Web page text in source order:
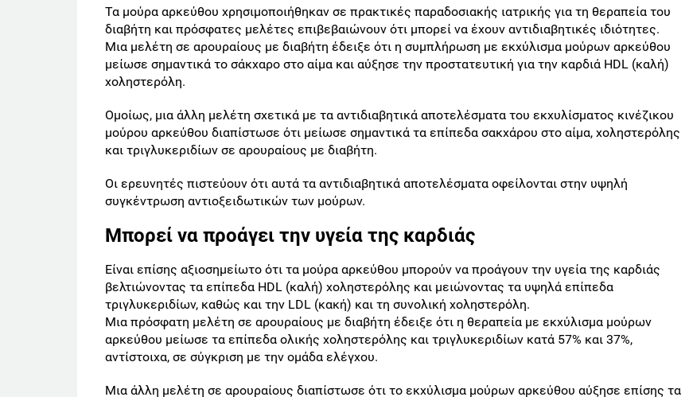
Τα μούρα αρκεύθου χρησιμοποιήθηκαν σε πρακτικές παραδοσιακής ιατρικής για τη θεραπεία του
διαβήτη και πρόσφατες μελέτες επιβεβαιώνουν ότι μπορεί να έχουν αντιδιαβητικές ιδιότητες.
Μια μελέτη σε αρουραίους με διαβήτη έδειξε ότι η συμπλήρωση με εκχύλισμα μούρων αρκεύθου
μείωσε σημαντικά το σάκχαρο στο αίμα και αύξησε την προστατευτική για την καρδιά HDL (καλή)
χοληστερόλη.
Ομοίως, μια άλλη μελέτη σχετικά με τα αντιδιαβητικά αποτελέσματα του εκχυλίσματος κινέζικου
μούρου αρκεύθου διαπίστωσε ότι μείωσε σημαντικά τα επίπεδα σακχάρου στο αίμα, χοληστερόλης
και τριγλυκεριδίων σε αρουραίους με διαβήτη.
Οι ερευνητές πιστεύουν ότι αυτά τα αντιδιαβητικά αποτελέσματα οφείλονται στην υψηλή
συγκέντρωση αντιοξειδωτικών των μούρων.
Μπορεί να προάγει την υγεία της καρδιάς
Είναι επίσης αξιοσημείωτο ότι τα μούρα αρκεύθου μπορούν να προάγουν την υγεία της καρδιάς
βελτιώνοντας τα επίπεδα HDL (καλή) χοληστερόλης και μειώνοντας τα υψηλά επίπεδα
τριγλυκεριδίων, καθώς και την LDL (κακή) και τη συνολική χοληστερόλη.
Μια πρόσφατη μελέτη σε αρουραίους με διαβήτη έδειξε ότι η θεραπεία με εκχύλισμα μούρων
αρκεύθου μείωσε τα επίπεδα ολικής χοληστερόλης και τριγλυκεριδίων κατά 57% και 37%,
αντίστοιχα, σε σύγκριση με την ομάδα ελέγχου.
Μια άλλη μελέτη σε αρουραίους διαπίστωσε ότι το εκχύλισμα μούρων αρκεύθου αύξησε επίσης τα